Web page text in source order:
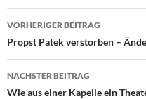
VORHERIGER BEITRAG
Propst Patek verstorben –
NÄCHSTER BEITRAG
Wie aus einer Kapelle ein